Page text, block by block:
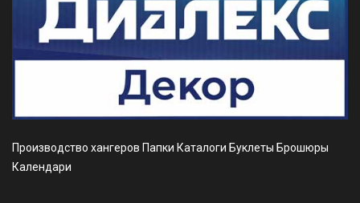
Производство хангеров Папки Каталоги Буклеты Брошюры
Календари